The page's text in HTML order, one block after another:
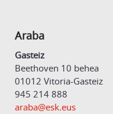
Araba
Gasteiz
Beethoven 10 behea
01012 Vitoria-Gasteiz
945 214 888
araba@esk.eus